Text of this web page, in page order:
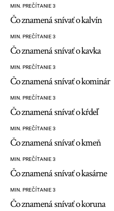
MIN. PREČÍTANIE 3
Čo znamená snívať o kalvín
MIN. PREČÍTANIE 3
Čo znamená snívať o kavka
MIN. PREČÍTANIE 3
Čo znamená snívať o kominár
MIN. PREČÍTANIE 3
Čo znamená snívať o kŕdeľ
MIN. PREČÍTANIE 3
Čo znamená snívať o kmeň
MIN. PREČÍTANIE 3
Čo znamená snívať o kasárne
MIN. PREČÍTANIE 3
Čo znamená snívať o koruna